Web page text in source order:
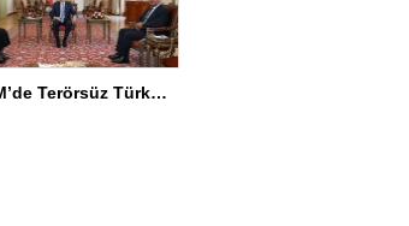
TBMM’de Terörsüz Türkiye Görüşmesi